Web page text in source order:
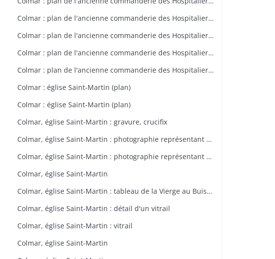
Colmar : plan de l'ancienne commanderie des Hospitaliers à Colmar vers 1798
Colmar : plan de l'ancienne commanderie des Hospitaliers à Colmar vers 1799
Colmar : plan de l'ancienne commanderie des Hospitaliers à Colmar vers 1800
Colmar : plan de l'ancienne commanderie des Hospitaliers à Colmar vers 1801
Colmar : église Saint-Martin (plan)
Colmar : église Saint-Martin (plan)
Colmar, église Saint-Martin : gravure, crucifix
Colmar, église Saint-Martin : photographie représentant un vitrail
Colmar, église Saint-Martin : photographie représentant un vitrail
Colmar, église Saint-Martin
Colmar, église Saint-Martin : tableau de la Vierge au Buisson de Roses
Colmar, église Saint-Martin : détail d'un vitrail
Colmar, église Saint-Martin : vitrail
Colmar, église Saint-Martin